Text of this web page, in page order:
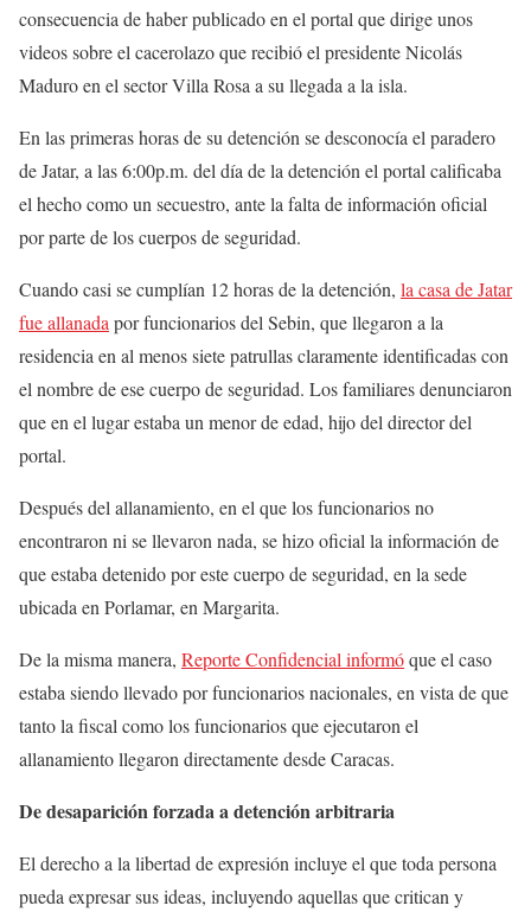
consecuencia de haber publicado en el portal que dirige unos
videos sobre el cacerolazo que recibió el presidente Nicolás
Maduro en el sector Villa Rosa a su llegada a la isla.
En las primeras horas de su detención se desconocía el paradero
de Jatar, a las 6:00p.m. del día de la detención el portal calificaba
el hecho como un secuestro, ante la falta de información oficial
por parte de los cuerpos de seguridad.
Cuando casi se cumplían 12 horas de la detención, la casa de Jatar
fue allanadapor funcionarios del Sebin, que llegaron a la
residencia en al menos siete patrullas claramente identificadas con
el nombre de ese cuerpo de seguridad. Los familiares denunciaron
que en el lugar estaba un menor de edad, hijo del director del
portal.
Después del allanamiento, en el que los funcionarios no
encontraron ni se llevaron nada, se hizo oficial la información de
que estaba detenido por este cuerpo de seguridad, en la sede
ubicada en Porlamar, en Margarita.
De la misma manera, Reporte Confidencial informóque el caso
estaba siendo llevado por funcionarios nacionales, en vista de que
tanto la fiscal como los funcionarios que ejecutaron el
allanamiento llegaron directamente desde Caracas.
De desaparición forzada a detención arbitraria
El derecho a la libertad de expresión incluye el que toda persona
pueda expresar sus ideas, incluyendo aquellas que critican y